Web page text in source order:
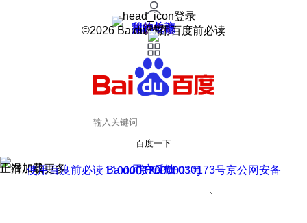
登录
我的关注
我的收藏
皮肤中心
用户反馈
设置
©2026 Baidu 使用百度前必读
百度一下
正在加载
上滑加载更多 用户反馈
使用百度前必读 Baidu 京ICP证030173号
京公网安备11000002000001号